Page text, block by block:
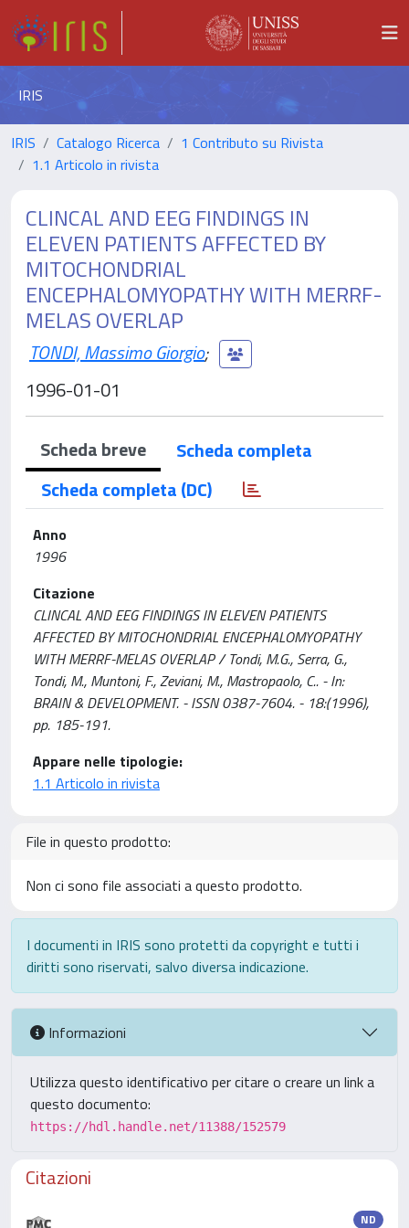
IRIS
IRIS Catalogo Ricerca
1 Contributo su Rivista
1.1 Articolo in rivista
CLINCAL AND EEG FINDINGS IN
ELEVEN PATIENTS AFFECTED BY
MITOCHONDRIAL
ENCEPHALOMYOPATHY WITH MERRF-
MELAS OVERLAP
TONDI, Massimo Giorgio;
1996-01-01
Scheda breve
Scheda completa
Scheda completa (DC)
Anno
1996
Citazione
CLINCAL AND EEG FINDINGS IN ELEVEN PATIENTS
AFFECTED BY MITOCHONDRIAL ENCEPHALOMYOPATHY
WITH MERRF-MELAS OVERLAP / Tondi, M.G., Serra, G.,
Tondi, M., Muntoni, F., Zeviani, M., Mastropaolo, C.. - In:
BRAIN & DEVELOPMENT. - ISSN 0387-7604. - 18:(1996),
pp. 185-191.
Appare nelle tipologie:
1.1 Articolo in rivista
File in questo prodotto:
Non ci sono file associati a questo prodotto.
I documenti in IRIS sono protetti da copyright e tutti i
diritti sono riservati, salvo diversa indicazione.
Informazioni
Utilizza questo identificativo per citare o creare un link a
questo documento:
https://hdl.handle.net/11388/152579
Citazioni
ND